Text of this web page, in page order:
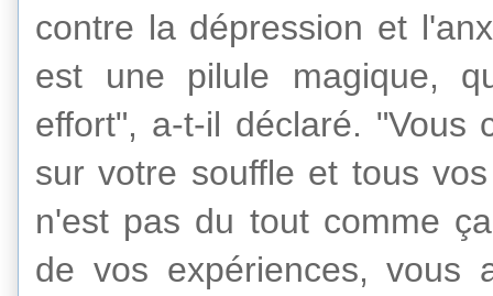
contre la dépression et
est
une pilule magique,
effort", a-t-il déclaré. "Vous
sur votre souffle et tous vos
n'est pas du tout comme ça
de vos expériences, vous